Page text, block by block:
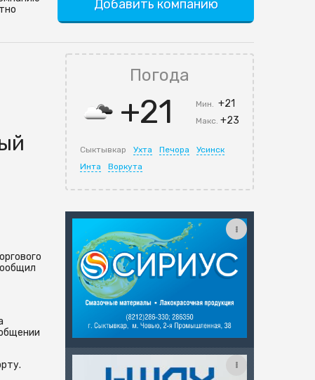
Добавить компанию
Погода
+21 Мин.+21
Макс.+23
Сыктывкар Ухта Печора
Усинск
Инта
Воркута